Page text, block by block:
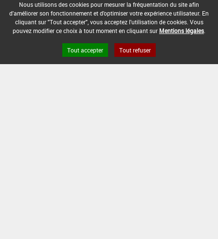
DATE D'AUTORISATION DE L'USAGE :
27/07/2018
COMMENTAIRE :
Pulvérisation foliaire
Nous utilisons des cookies pour mesurer la fréquentation du site afin
d'améliorer son fonctionnement et d'optimiser votre expérience utilisateur. En
cliquant sur "Tout accepter", vous acceptez l'utilisation de cookies. Vous
pouvez modifier ce choix à tout moment en cliquant sur Mentions légales
Tout accepter Tout refuser